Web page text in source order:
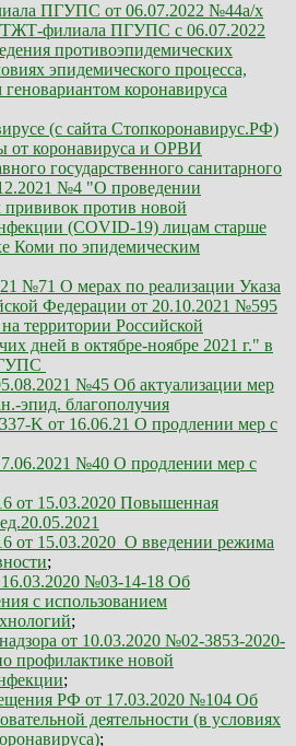
ПГУПС от 06.07.2022 №44а/х
филиала ПГУПС с 06.07.2022
противоэпидемических
эпидемического процесса,
коронавируса
(с сайта Стопкоронавирус.РФ)
от коронавируса и ОРВИ
государственного санитарного
№4 "О проведении
прививок против новой
(COVID-19) лицам старше
Коми по эпидемическим
№71 О мерах по реализации Указа
Федерации от 20.10.2021 №595
территории Российской
дней в октябре-ноябре 2021 г." в
№45 Об актуализации мер
эпид. благополучия
K от 16.06.21 О продлении мер с
№40 О продлении мер с
от 15.03.2020 Повышенная
от 15.03.2020_О введении режима
;
№03-14-18 Об
с использованием
;
от 10.03.2020 №02-3853-2020-
профилактике новой
;
РФ от 17.03.2020 №104 Об
деятельности (в условиях
;